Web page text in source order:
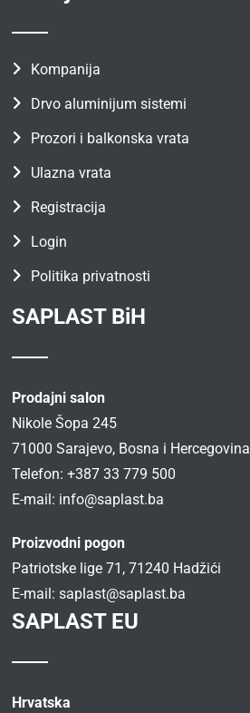
Kompanija
Drvo aluminijum sistemi
Prozori i balkonska vrata
Ulazna vrata
Registracija
Login
Politika privatnosti
SAPLAST BiH
Prodajni salon
Nikole Šopa 245
71000 Sarajevo, Bosna i Hercegovina
Telefon: +387 33 779 500
E-mail: info@saplast.ba
Proizvodni pogon
Patriotske lige 71, 71240 Hadžići
E-mail:saplast@saplast.ba
SAPLAST EU
Hrvatska